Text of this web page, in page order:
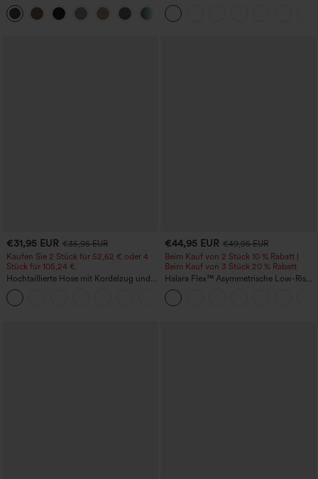
mittlerer Bundhöhe, seitlicher
Reißverschlusstasche und
Work‑Flare‑Schnitt
schnelltrocknende Golfhose mit schmal
zulaufendem Schnitt, abgerundetem
Saum und Taschen – UPF 40+
€31,95 EUR €35,95 EUR
Kaufen Sie 2 Stück für 52,62 € oder 4
Stück für 105,24 €.
Hochtaillierte Hose mit Kordelzug und
Taschen, weitem Bein, lässig und locker
in Leinenoptik
€44,95 EUR €49,95 EUR
Beim Kauf von 2 Stück 10 % Rabatt |
Beim Kauf von 3 Stück 20 % Rabatt
Halara Flex™ Asymmetrische Low-Rise-
Jeans mit Reißverschlusstaschen,
Baggy-Stil, weitem Bein, gewaschen,
lässig